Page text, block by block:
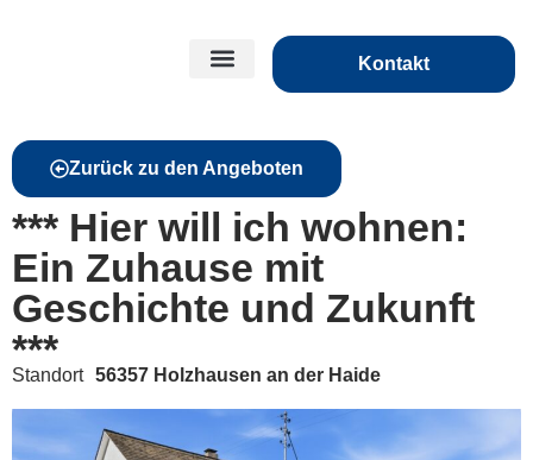
Kontakt
Zurück zu den Angeboten
*** Hier will ich wohnen:
Ein Zuhause mit
Geschichte und Zukunft
***
Standort 56357 Holzhausen an der Haide